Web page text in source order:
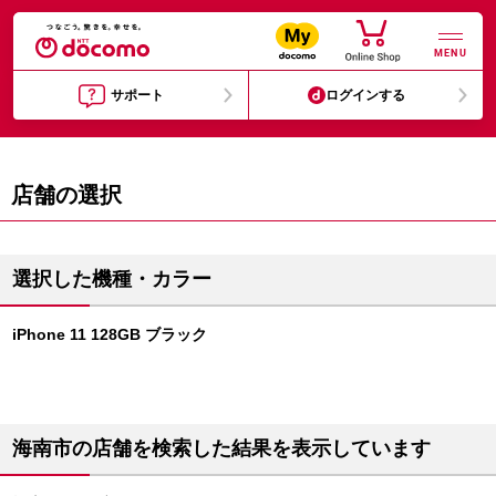
MENU
サポート ログインする
店舗の選択
選択した機種・カラー
iPhone 11 128GB ブラック
海南市の店舗を検索した結果を表示しています